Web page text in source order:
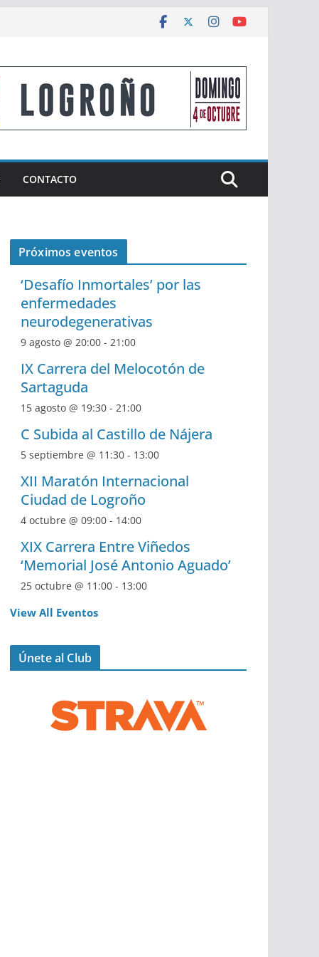
CONTACTO
Próximos eventos
‘Desafío Inmortales’ por las
enfermedades
neurodegenerativas
9 agosto @ 20:00 - 21:00
IX Carrera del Melocotón de
Sartaguda
15 agosto @ 19:30 - 21:00
C Subida al Castillo de Nájera
5 septiembre @ 11:30 - 13:00
XII Maratón Internacional
Ciudad de Logroño
4 octubre @ 09:00 - 14:00
XIX Carrera Entre Viñedos
‘Memorial José Antonio Aguado’
25 octubre @ 11:00 - 13:00
View All Eventos
Únete al Club